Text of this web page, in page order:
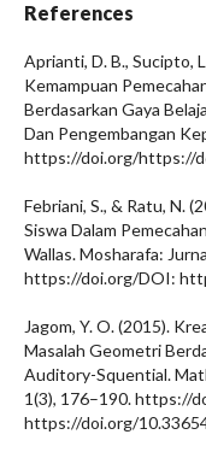
References
Aprianti, D. B., Sucipto,
Kemampuan
Berdasarkan Gaya
Dan Pengembangan
https://doi.org/https://
Febriani, S., & Ratu, N.
Siswa Dalam
Wallas. Mosharafa:
https://doi.org/DOI:
Jagom, Y. O. (2015).
Masalah Geometri
Auditory-Squential.
1(3), 176–190. https://
https://doi.org/